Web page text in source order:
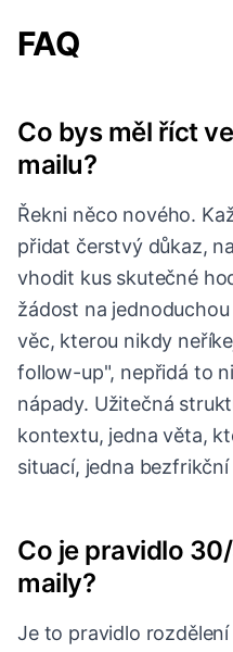
FAQ
Co bys měl říct
mailu?
Řekni něco nového.
přidat čerstvý důkaz,
vhodit kus skutečné
žádost na
věc, kterou nikdy
follow-up", nepřidá to
nápady. Užitečná
kontextu, jedna věta,
situací, jedna
Co je pravidlo
maily?
Je to pravidlo rozdělení